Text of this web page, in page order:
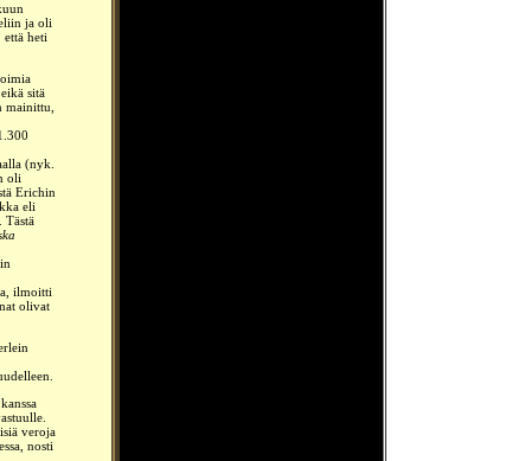
ja oli
että heti
sitä
mainittu,
(nyk.
oli
Erichin
eli
Tästä
ilmoitti
olivat
veroja
nosti